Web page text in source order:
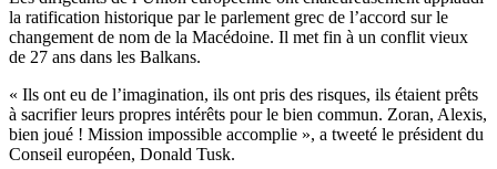
la ratification historique par le parlement grec de l’accord sur le
changement de nom de la Macédoine. Il met fin à un conflit vieux
de 27 ans dans les Balkans.
« Ils ont eu de l’imagination, ils ont pris des risques, ils étaient prêts
à sacrifier leurs propres intérêts pour le bien commun. Zoran, Alexis,
bien joué ! Mission impossible accomplie », a tweeté le président du
Conseil européen, Donald Tusk.